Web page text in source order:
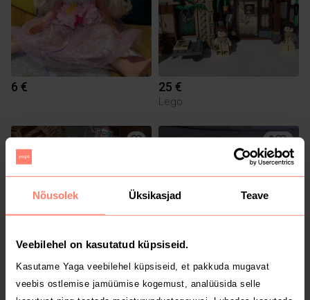
Nõusolek Üksikasjad Teave
Veebilehel on kasutatud küpsiseid.
Kasutame Yaga veebilehel küpsiseid, et pakkuda mugavat
veebis ostlemise jamüümise kogemust, analüüsida selle
6 € 25 €
Lego
Monster High
2
15 €